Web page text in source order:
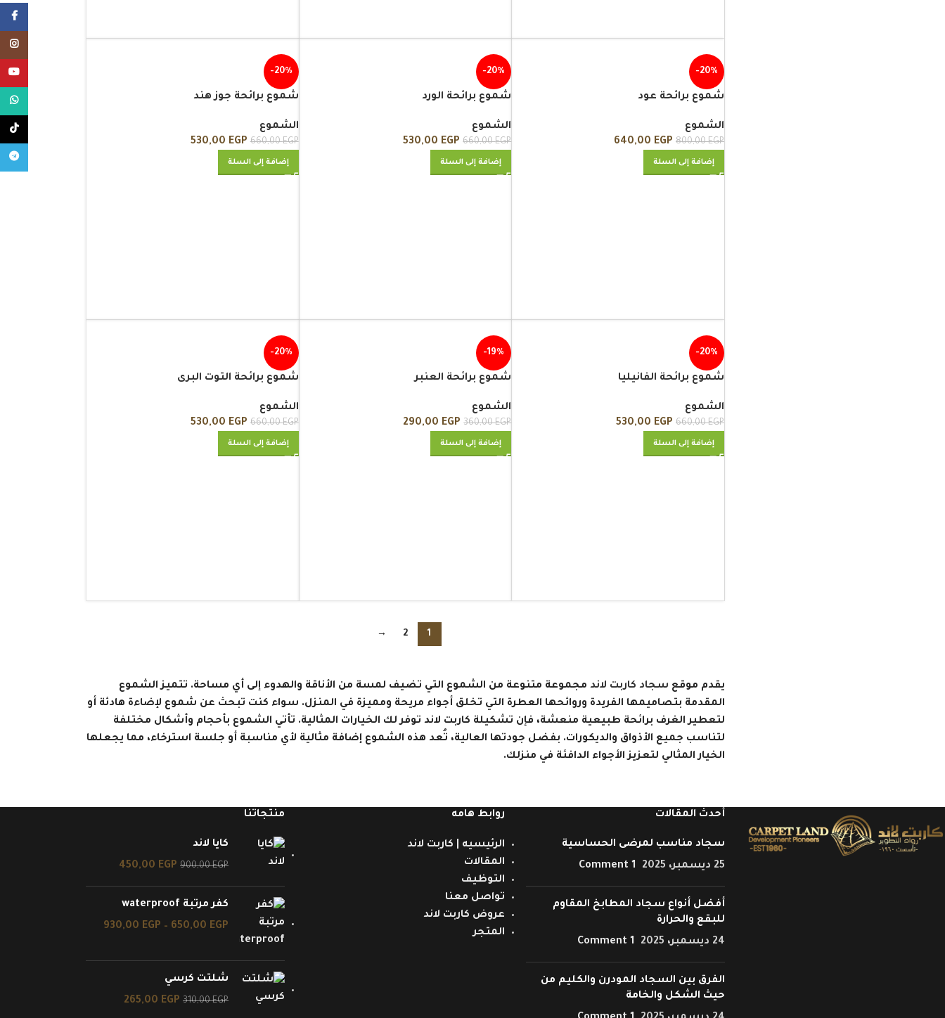
-20%
شموع برائحة عود
الشموع
800,00EGP
640,00 EGP
إضافة إلى السلة
-20%
شموع برائحة الورد
الشموع
660,00EGP
530,00 EGP
إضافة إلى السلة
-20%
شموع برائحة جوز هند
الشموع
660,00EGP
530,00 EGP
إضافة إلى السلة
-20%
شموع برائحة الفانيليا
الشموع
660,00EGP
530,00 EGP
إضافة إلى السلة
-19%
شموع برائحة العنبر
الشموع
360,00EGP
290,00 EGP
إضافة إلى السلة
-20%
شموع برائحة التوت البرى
الشموع
660,00EGP
530,00 EGP
إضافة إلى السلة
1
2
→
يقدم موقع سجاد كاربت لاندمجموعة متنوعة من الشموع التي تضيف لمسة من الأناقة والهدوء إلى أي مساحة. تتميز الشموع
المقدمة بتصاميمها الفريدة وروائحها العطرة التي تخلق أجواء مريحة ومميزة في المنزل. سواء كنت تبحث عن شموع لإضاءة هادئة أو
لتعطير الغرف برائحة طبيعية منعشة، فإن تشكيلة كاربت لاند توفر لك الخيارات المثالية. تأتي الشموع بأحجام وأشكال مختلفة
لتناسب جميع الأذواق والديكورات. بفضل جودتها العالية، تُعد هذه الشموع إضافة مثالية لأي مناسبة أو جلسة استرخاء، مما يجعلها
الخيار المثالي لتعزيز الأجواء الدافئة في منزلك.
أحدث المقالات
سجاد مناسب لمرضى الحساسية
25 ديسمبر، 2025
1 Comment
أفضل أنواع سجاد المطابخ المقاوم
للبقع والحرارة
24 ديسمبر، 2025
1 Comment
الفرق بين السجاد المودرن والكليم من
حيث الشكل والخامة
روابط هامه
الرئيسيه | كاربت لاند
المقالات
التوظيف
تواصل معنا
عروض كاربت لاند
المتجر
منتجاتنا
كايا لاند
900,00EGP
450,00 EGP
كفر مرتبة waterproof
650,00 EGP
–
930,00 EGP
شلتت كرسي
310,00EGP
265,00 EGP